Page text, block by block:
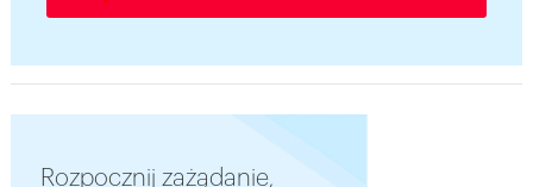
Rozpocznij zażądanie,